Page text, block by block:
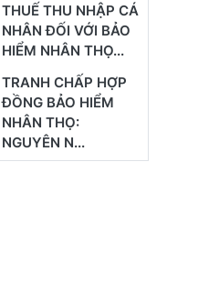
THUẾ THU NHẬP CÁ
NHÂN ĐỐI VỚI BẢO
HIỂM NHÂN THỌ...
TRANH CHẤP HỢP
ĐỒNG BẢO HIỂM
NHÂN THỌ:
NGUYÊN N...